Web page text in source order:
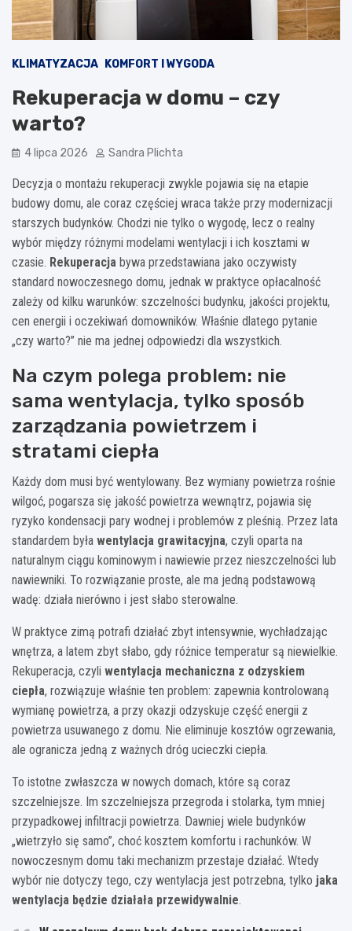
KLIMATYZACJA KOMFORT I WYGODA
Rekuperacja w domu – czy
warto?
4 lipca 2026 Sandra Plichta
Decyzja o montażu rekuperacji zwykle pojawia się na etapie
budowy domu, ale coraz częściej wraca także przy modernizacji
starszych budynków. Chodzi nie tylko o wygodę, lecz o realny
wybór między różnymi modelami wentylacji i ich kosztami w
czasie. Rekuperacja bywa przedstawiana jako oczywisty
standard nowoczesnego domu, jednak w praktyce opłacalność
zależy od kilku warunków: szczelności budynku, jakości projektu,
cen energii i oczekiwań domowników. Właśnie dlatego pytanie
„czy warto?” nie ma jednej odpowiedzi dla wszystkich.
Na czym polega problem: nie
sama wentylacja, tylko sposób
zarządzania powietrzem i
stratami ciepła
Każdy dom musi być wentylowany. Bez wymiany powietrza rośnie
wilgoć, pogarsza się jakość powietrza wewnątrz, pojawia się
ryzyko kondensacji pary wodnej i problemów z pleśnią. Przez lata
standardem była wentylacja grawitacyjna, czyli oparta na
naturalnym ciągu kominowym i nawiewie przez nieszczelności lub
nawiewniki. To rozwiązanie proste, ale ma jedną podstawową
wadę: działa nierówno i jest słabo sterowalne.
W praktyce zimą potrafi działać zbyt intensywnie, wychładzając
wnętrza, a latem zbyt słabo, gdy różnice temperatur są niewielkie.
Rekuperacja, czyli wentylacja mechaniczna z odzyskiem
ciepła, rozwiązuje właśnie ten problem: zapewnia kontrolowaną
wymianę powietrza, a przy okazji odzyskuje część energii z
powietrza usuwanego z domu. Nie eliminuje kosztów ogrzewania,
ale ogranicza jedną z ważnych dróg ucieczki ciepła.
To istotne zwłaszcza w nowych domach, które są coraz
szczelniejsze. Im szczelniejsza przegroda i stolarka, tym mniej
przypadkowej infiltracji powietrza. Dawniej wiele budynków
„wietrzyło się samo”, choć kosztem komfortu i rachunków. W
nowoczesnym domu taki mechanizm przestaje działać. Wtedy
wybór nie dotyczy tego, czy wentylacja jest potrzebna, tylko jaka
wentylacja będzie działała przewidywalnie.